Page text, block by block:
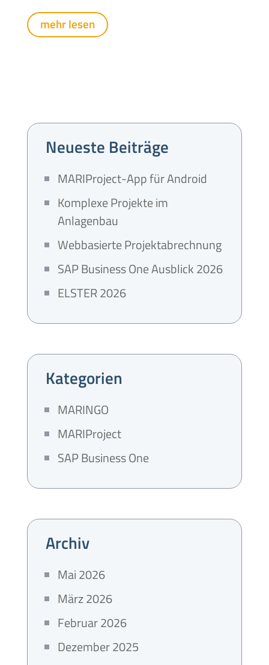
mehr lesen
Neueste Beiträge
MARIProject-App für Android
Komplexe Projekte im
Anlagenbau
Webbasierte Projektabrechnung
SAP Business One Ausblick 2026
ELSTER 2026
Kategorien
MARINGO
MARIProject
SAP Business One
Archiv
Mai 2026
März 2026
Februar 2026
Dezember 2025